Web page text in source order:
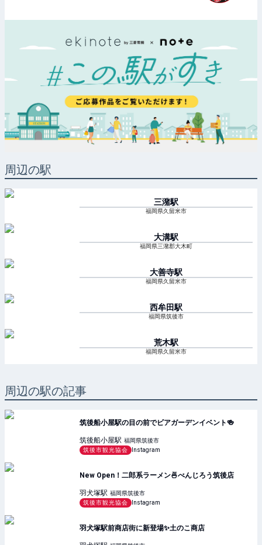
周辺の駅
三潴駅
福岡県久留米市
大溝駅
福岡県三潴郡大木町
大善寺駅
福岡県久留米市
西牟田駅
福岡県筑後市
荒木駅
福岡県久留米市
周辺の駅の記事
筑後船小屋駅の目の前でビアガーデンイベント🍻
筑後船小屋駅 福岡県筑後市
筑後市観光協会
Instagram
New Open！二郎系ラーメン🍜べんじろう筑後店
羽犬塚駅 福岡県筑後市
筑後市観光協会
Instagram
羽犬塚駅前商店街に新登場✨️土のこ商店